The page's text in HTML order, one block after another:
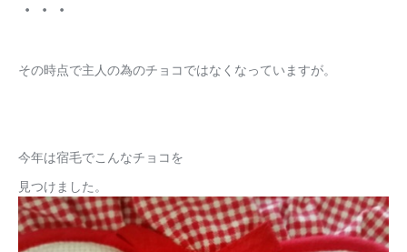
・・・
その時点で主人の為のチョコではなくなっていますが。
今年は宿毛でこんなチョコを
見つけました。